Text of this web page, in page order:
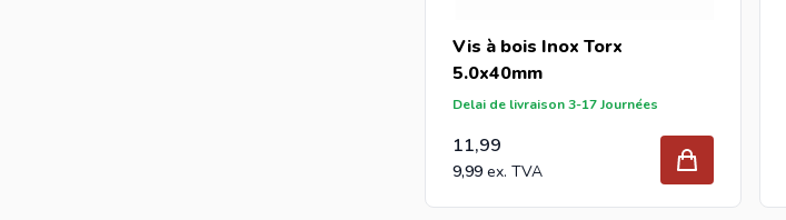
Vis à bois Inox Torx
5.0x40mm
Delai de livraison 3-17 Journées
11,99
9,99